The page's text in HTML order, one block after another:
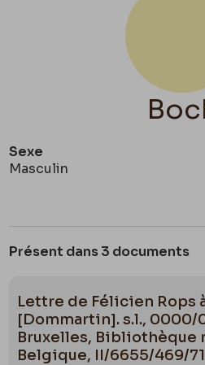
Sexe
Masculin
Présent dans 3 documents
Lettre de Félicien Rops
[Dommartin]. s.l., 0000/
Bruxelles, Bibliothèque
Belgique, II/6655/469/71